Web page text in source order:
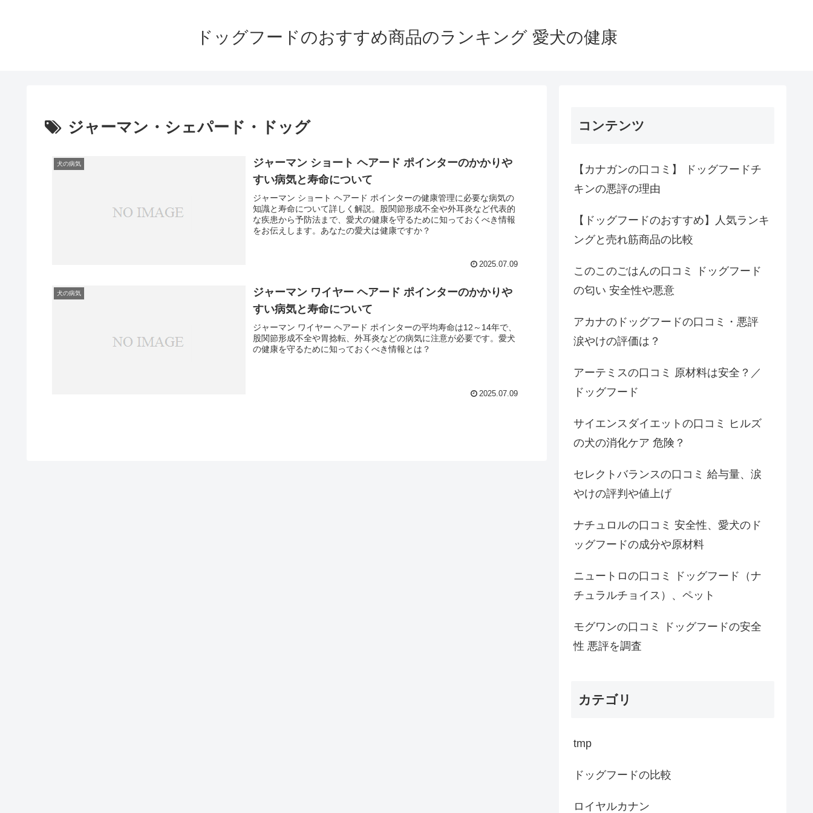
ドッグフードのおすすめ商品のランキング 愛犬の健康
ジャーマン・シェパード・ドッグ
犬の病気
ジャーマン ショート ヘアード ポインターのかかりや
すい病気と寿命について
ジャーマン ショート ヘアード ポインターの健康管理に必要な病気の
知識と寿命について詳しく解説。股関節形成不全や外耳炎など代表的
な疾患から予防法まで、愛犬の健康を守るために知っておくべき情報
をお伝えします。あなたの愛犬は健康ですか？
2025.07.09
犬の病気
ジャーマン ワイヤー ヘアード ポインターのかかりや
すい病気と寿命について
ジャーマン ワイヤー ヘアード ポインターの平均寿命は12～14年で、
股関節形成不全や胃捻転、外耳炎などの病気に注意が必要です。愛犬
の健康を守るために知っておくべき情報とは？
2025.07.09
コンテンツ
【カナガンの口コミ】 ドッグフードチ
キンの悪評の理由
【ドッグフードのおすすめ】人気ランキ
ングと売れ筋商品の比較
このこのごはんの口コミ ドッグフード
の匂い 安全性や悪意
アカナのドッグフードの口コミ・悪評
涙やけの評価は？
アーテミスの口コミ 原材料は安全？／
ドッグフード
サイエンスダイエットの口コミ ヒルズ
の犬の消化ケア 危険？
セレクトバランスの口コミ 給与量、涙
やけの評判や値上げ
ナチュロルの口コミ 安全性、愛犬のド
ッグフードの成分や原材料
ニュートロの口コミ ドッグフード（ナ
チュラルチョイス）、ペット
モグワンの口コミ ドッグフードの安全
性 悪評を調査
カテゴリ
tmp
ドッグフードの比較
ロイヤルカナン